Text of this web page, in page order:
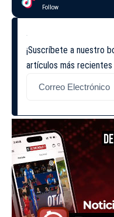
Follow
¡Suscríbete a nuestro
artículos más